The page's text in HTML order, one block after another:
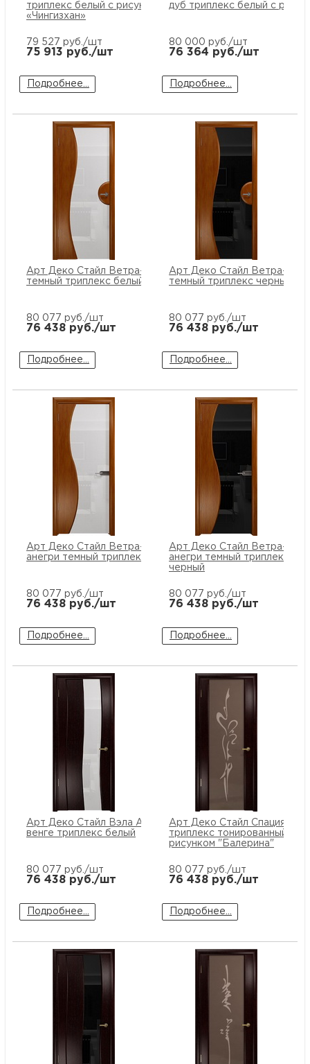
триплекс белый с рисунком
«Чингизхан»
79 527 руб./шт
75 913 руб./шт
Подробнее...
дуб триплекс белый с
80 000 руб./шт
76 364 руб./шт
Подробнее...
Арт Деко Стайл Ветра-1 анегри
темный триплекс белый
80 077 руб./шт
76 438 руб./шт
Подробнее...
Арт Деко Стайл Ветра-1
темный триплекс черный
80 077 руб./шт
76 438 руб./шт
Подробнее...
Арт Деко Стайл Ветра-3
анегри темный триплекс белый
80 077 руб./шт
76 438 руб./шт
Подробнее...
Арт Деко Стайл Ветра-3
анегри темный триплекс
черный
80 077 руб./шт
76 438 руб./шт
Подробнее...
Арт Деко Стайл Вэла Арт
венге триплекс белый
80 077 руб./шт
76 438 руб./шт
Подробнее...
Арт Деко Стайл Спация-3
триплекс тонированный с
рисунком "Балерина"
80 077 руб./шт
76 438 руб./шт
Подробнее...